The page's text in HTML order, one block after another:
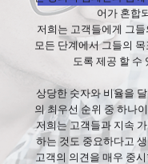
어가 혼합
저희는 고객들에게 그
모든 단계에서 그들의
도록 제공 할 수
상당한 숫자와 비율을
의 최우선 순위 중 하나
저희는 고객들과 지속
하는 것도 중요하다고
고객의 의견을 매우 중